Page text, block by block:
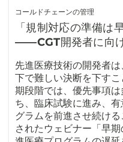
コールドチェーンの管理
「規制対応の準備は
――CGT開発者に向
先進医療技術の開発者
下で難しい決断を下す
期段階では、優先事項
ち、臨床試験に進み、
グラムを前進させ続け
されたウェビナー「早